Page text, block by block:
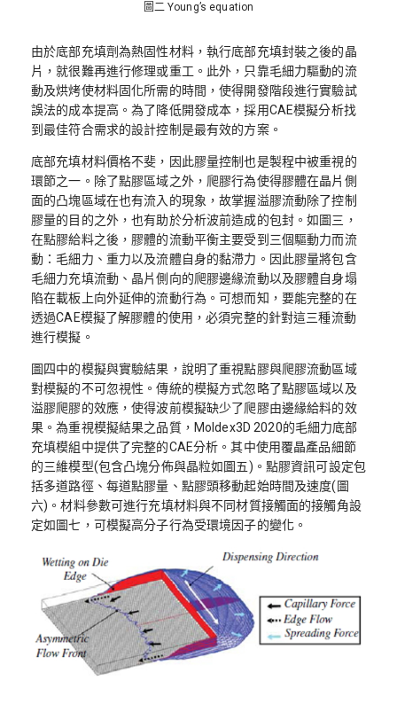
圖二 Young’s equation
由於底部充填劑為熱固性材料，執行底部充填封裝之後的晶
片，就很難再進行修理或重工。此外，只靠毛細力驅動的流
動及烘烤使材料固化所需的時間，使得開發階段進行實驗試
誤法的成本提高。為了降低開發成本，採用CAE模擬分析找
到最佳符合需求的設計控制是最有效的方案。
底部充填材料價格不斐，因此膠量控制也是製程中被重視的
環節之一。除了點膠區域之外，爬膠行為使得膠體在晶片側
面的凸塊區域在也有流入的現象，故掌握溢膠流動除了控制
膠量的目的之外，也有助於分析波前造成的包封。如圖三，
在點膠給料之後，膠體的流動平衡主要受到三個驅動力而流
動：毛細力、重力以及流體自身的黏滯力。因此膠量將包含
毛細力充填流動、晶片側向的爬膠邊緣流動以及膠體自身塌
陷在載板上向外延伸的流動行為。可想而知，要能完整的在
透過CAE模擬了解膠體的使用，必須完整的針對這三種流動
進行模擬。
圖四中的模擬與實驗結果，說明了重視點膠與爬膠流動區域
對模擬的不可忽視性。傳統的模擬方式忽略了點膠區域以及
溢膠爬膠的效應，使得波前模擬缺少了爬膠由邊緣給料的效
果。為重視模擬結果之品質，Moldex3D 2020的毛細力底部
充填模組中提供了完整的CAE分析。其中使用覆晶產品細節
的三維模型(包含凸塊分佈與晶粒如圖五)。點膠資訊可設定包
括多道路徑、每道點膠量、點膠頭移動起始時間及速度(圖
六)。材料參數可進行充填材料與不同材質接觸面的接觸角設
定如圖七，可模擬高分子行為受環境因子的變化。